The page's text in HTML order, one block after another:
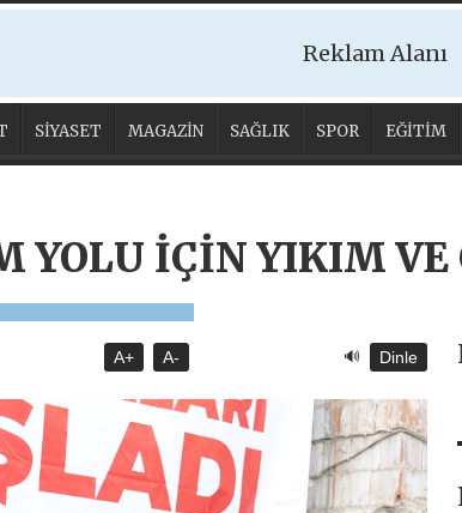
Reklam Alanı
SİYASET MAGAZİN SAĞLIK SPOR EĞİTİM
YOLU İÇİN YIKIM
A+ A- 🔊 Dinle